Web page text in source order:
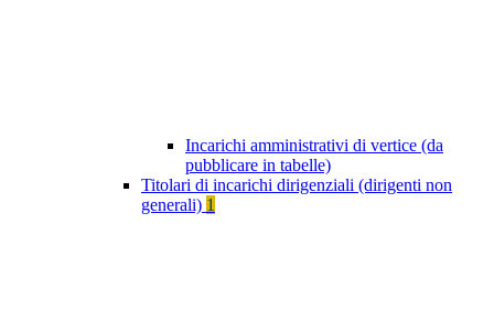
Incarichi amministrativi di vertice (da
pubblicare in tabelle)
Titolari di incarichi dirigenziali (dirigenti non
generali) 1